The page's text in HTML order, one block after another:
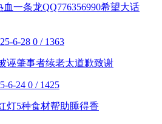
血一条龙QQ776356990希望大话
6-28 0 / 1363
诬肇事者续老太道歉致谢
6-24 0 / 1425
灯5种食材帮助睡得香